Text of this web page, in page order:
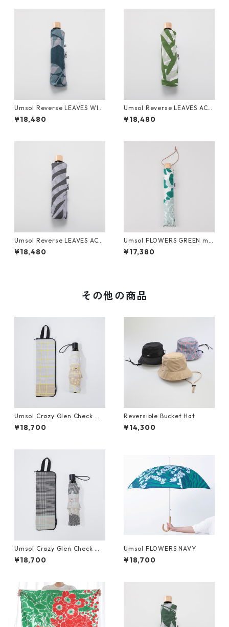
Umsol Reverse LEAVES WIS
TERIA navy mini
¥18,480
Umsol Reverse LEAVES ACA
CIA green mini
¥18,480
Umsol Reverse LEAVES ACA
CIA gray mini
¥18,480
Umsol FLOWERS GREEN min
i¥17,380
その他の商品
Umsol Crazy Glen Check mi
ni beige
¥18,700
Reversible Bucket Hat
¥14,300
Umsol Crazy Glen Check mi
ni black
¥18,700
Umsol FLOWERS NAVY
¥18,700